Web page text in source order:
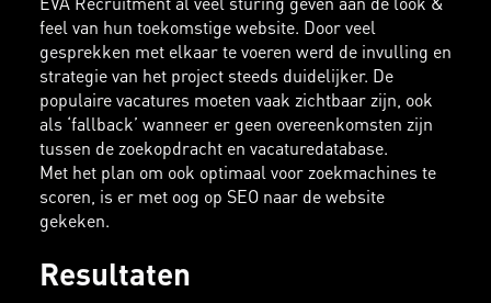
feel van hun toekomstige website. Door veel
gesprekken met elkaar te voeren werd de invulling en
strategie van het project steeds duidelijker. De
populaire vacatures moeten vaak zichtbaar zijn, ook
als ‘fallback’ wanneer er geen overeenkomsten zijn
tussen de zoekopdracht en vacaturedatabase.
Met het plan om ook optimaal voor zoekmachines te
scoren, is er met oog op SEO naar de website
gekeken.
Resultaten